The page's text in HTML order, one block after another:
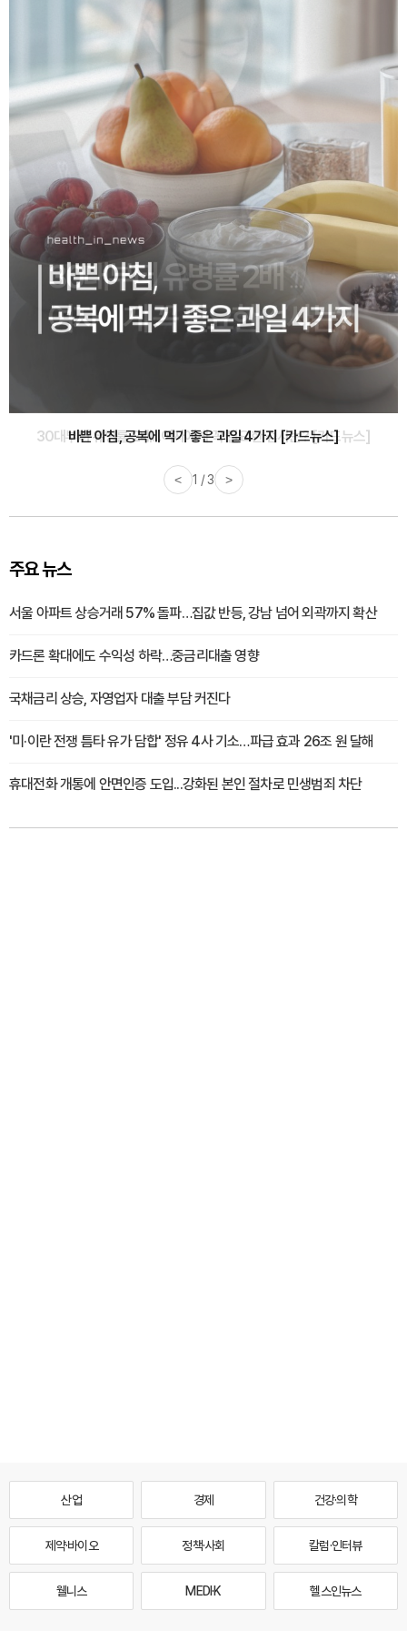
30대부터 유병률 2배...여자에게 꼭 필요한 검사는? [카드뉴스]
< 2 / 3 >
주요 뉴스
서울 아파트 상승거래 57% 돌파…집값 반등, 강남 넘어 외곽까지 확산
카드론 확대에도 수익성 하락…중금리대출 영향
국채금리 상승, 자영업자 대출 부담 커진다
'미·이란 전쟁 틈타 유가 담합' 정유 4사 기소…파급 효과 26조 원 달해
휴대전화 개통에 안면인증 도입...강화된 본인 절차로 민생범죄 차단
산업 경제 건강·의학
제약·바이오 정책·사회 칼럼·인터뷰
웰니스 MEDI·K 헬스인뉴스